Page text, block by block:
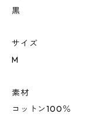
黒
サイズ
M
素材
コットン100％